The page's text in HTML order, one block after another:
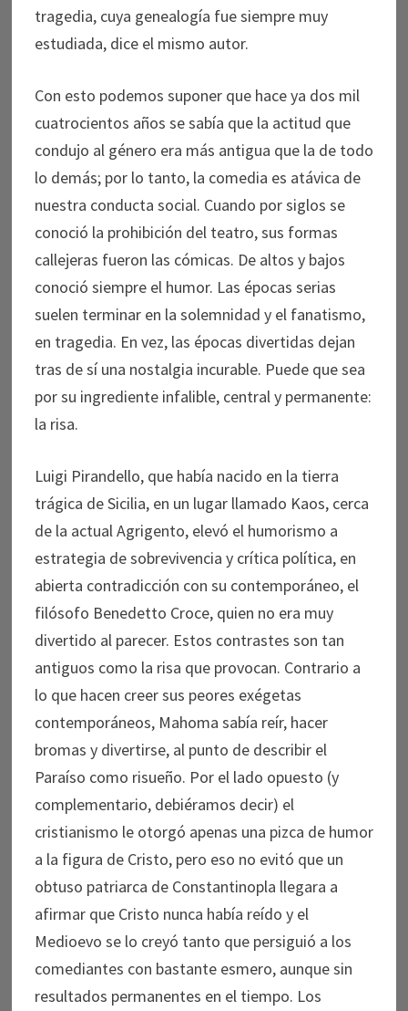
tragedia, cuya genealogía fue siempre muy
estudiada, dice el mismo autor.
Con esto podemos suponer que hace ya dos mil
cuatrocientos años se sabía que la actitud que
condujo al género era más antigua que la de todo
lo demás; por lo tanto, la comedia es atávica de
nuestra conducta social. Cuando por siglos se
conoció la prohibición del teatro, sus formas
callejeras fueron las cómicas. De altos y bajos
conoció siempre el humor. Las épocas serias
suelen terminar en la solemnidad y el fanatismo,
en tragedia. En vez, las épocas divertidas dejan
tras de sí una nostalgia incurable. Puede que sea
por su ingrediente infalible, central y permanente:
la risa.
Luigi Pirandello, que había nacido en la tierra
trágica de Sicilia, en un lugar llamado Kaos, cerca
de la actual Agrigento, elevó el humorismo a
estrategia de sobrevivencia y crítica política, en
abierta contradicción con su contemporáneo, el
filósofo Benedetto Croce, quien no era muy
divertido al parecer. Estos contrastes son tan
antiguos como la risa que provocan. Contrario a
lo que hacen creer sus peores exégetas
contemporáneos, Mahoma sabía reír, hacer
bromas y divertirse, al punto de describir el
Paraíso como risueño. Por el lado opuesto (y
complementario, debiéramos decir) el
cristianismo le otorgó apenas una pizca de humor
a la figura de Cristo, pero eso no evitó que un
obtuso patriarca de Constantinopla llegara a
afirmar que Cristo nunca había reído y el
Medioevo se lo creyó tanto que persiguió a los
comediantes con bastante esmero, aunque sin
resultados permanentes en el tiempo. Los